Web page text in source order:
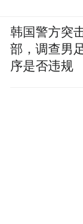
韩国警方突
部，调查男
序是否违规